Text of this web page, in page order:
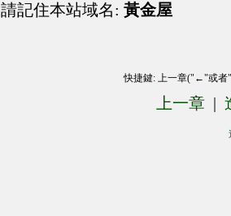
請記住本站域名: 黃金屋
快捷鍵: 上一章("←"或
上一章 |